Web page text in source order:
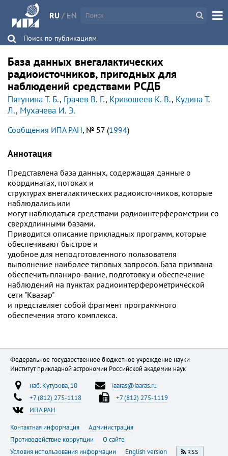
RU / EN
Поиск по публикациям
База данных внегалактических
радиоисточников, пригодных для
наблюдений средствами PCДБ
Пятунина Т. Б., Грачев В. Г., Кривошеев К. В., Кудина Т.
Л., Мухачева И. Э.
Сообщения ИПА РАН, № 57 (1994)
Аннотация
Представлена база данных, содержащая данные о
координатах, потоках и
структурах внегалактических радиоисточников, которые
наблюдались или
могут наблюдаться средствами радиоинтерферометрии со
сверхдлинными базами.
Приводится описание прикладных программ, которые
обеспечивают быстрое и
удобное для неподготовленного пользователя
выполнение наиболее типовых запросов. База призвана
обеспечить планиро-вание, подготовку и обеспечение
наблюдений на пунктах радиоинтерферометрической
сети "Квазар"
и представляет собой фрагмент программного
обеспечения этого комплекса.
Федеральное государственное бюджетное учреждение науки
Институт прикладной астрономии Российской академии наук
наб. Кутузова, 10
iaaras@iaaras.ru
+7 (812) 275-1118
+7 (812) 275-1119
ИПА РАН
Контактная информация
Администрация
Противодействие коррупции
О сайте
Условия использования информации
English version RSS